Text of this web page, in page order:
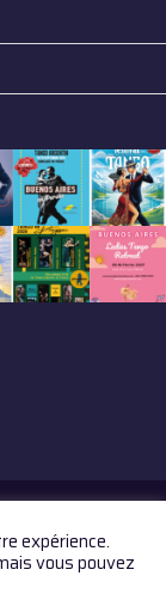
expérience.
vous pouvez